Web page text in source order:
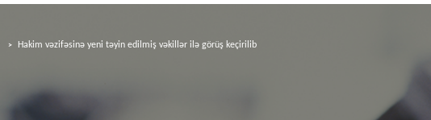
Hakim vəzifəsinə yeni təyin edilmiş vəkillər ilə görüş keçirilib